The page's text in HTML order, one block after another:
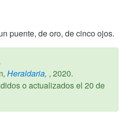
puente, de oro, de cinco ojos.
Heraldaria, , 2020.
o actualizados el 20 de